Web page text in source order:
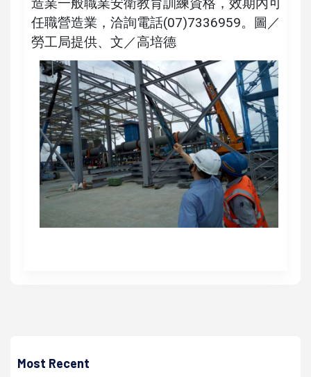
造業一般職業安衛教育訓練資格，效期內可
任職營造業，洽詢電話(07)7336959。圖／
勞工局提供、文／高培德
Most Recent